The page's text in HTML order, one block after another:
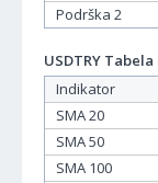
Podrška 2
USDTRY
Indikator
SMA 20
SMA 50
SMA 100